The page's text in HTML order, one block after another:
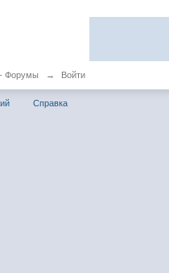
Форумы → Войти
Справка